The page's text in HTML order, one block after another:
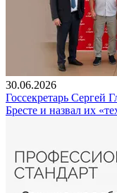
30.06.2026
Госсекретарь Сергей
Бресте и назвал их